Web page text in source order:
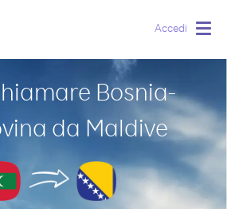
Accedi
Bosnia-
da Maldive